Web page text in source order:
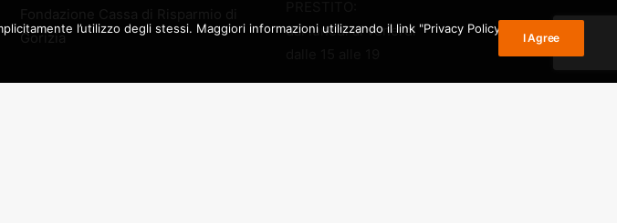
Gorizia
dal lunedì al venerdì
l’utilizzo degli stessi. Maggiori informazioni utilizzando il link "Privacy Policy" nel
I Agree